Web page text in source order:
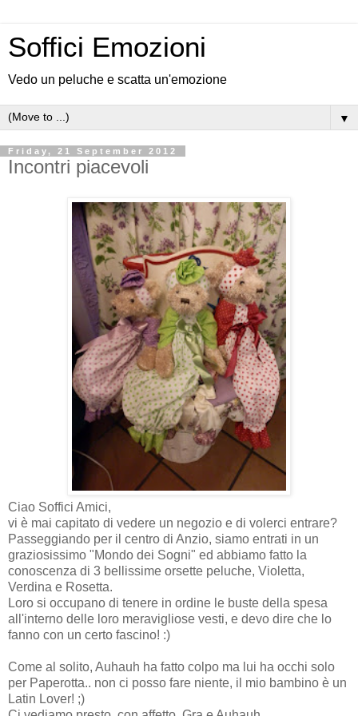
Soffici Emozioni
Vedo un peluche e scatta un'emozione
▼
Friday, 21 September 2012
Incontri piacevoli
Ciao Soffici Amici,
vi è mai capitato di vedere un negozio e di volerci entrare?
Passeggiando per il centro di Anzio, siamo entrati in un
graziosissimo "Mondo dei Sogni" ed abbiamo fatto la
conoscenza di 3 bellissime orsette peluche, Violetta,
Verdina e Rosetta.
Loro si occupano di tenere in ordine le buste della spesa
all'interno delle loro meravigliose vesti, e devo dire che lo
fanno con un certo fascino! :)
Come al solito, Auhauh ha fatto colpo ma lui ha occhi solo
per Paperotta.. non ci posso fare niente, il mio bambino è un
Latin Lover! ;)